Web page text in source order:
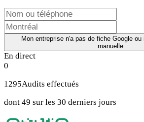
Mon entreprise n'a pas de fiche Google
manuelle
En direct
0
1295Audits effectués
dont 49 sur les 30 derniers jours